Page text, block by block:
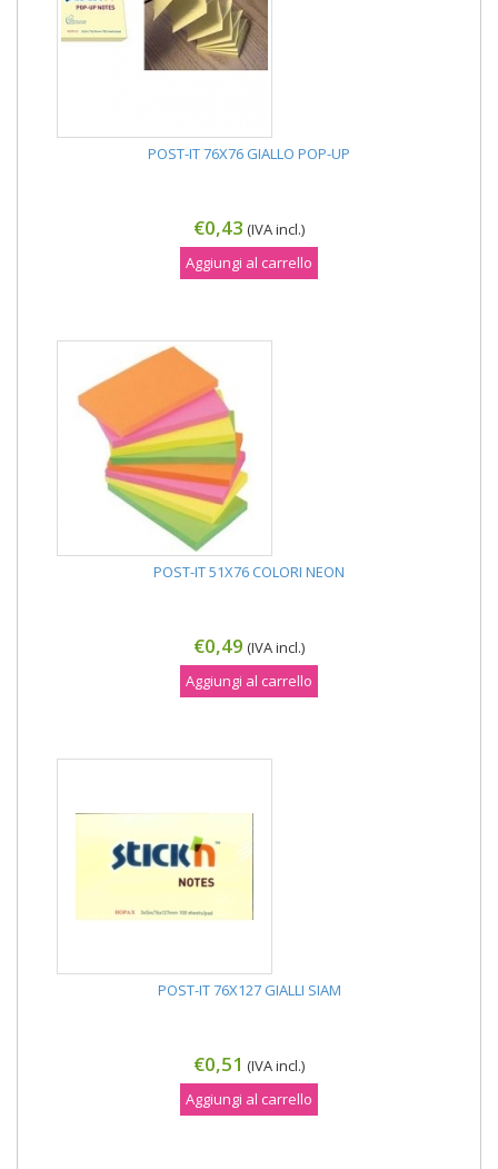
POST-IT 76X76 GIALLO POP-UP
€0,43 (IVA incl.)
Aggiungi al carrello
POST-IT 51X76 COLORI NEON
€0,49 (IVA incl.)
Aggiungi al carrello
POST-IT 76X127 GIALLI SIAM
€0,51 (IVA incl.)
Aggiungi al carrello